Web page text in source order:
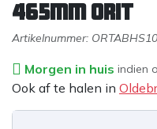
465mm ORIT
Artikelnummer:
Morgen in huis indien
Ook af te halen in